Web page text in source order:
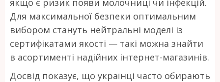
якщо є ризик появи молочниці чи інфекцій.
Для максимальної безпеки оптимальним
вибором стануть нейтральні моделі із
сертифікатами якості — такі можна знайти
в асортименті надійних інтернет-магазинів.
Досвід показує, що українці часто обирають